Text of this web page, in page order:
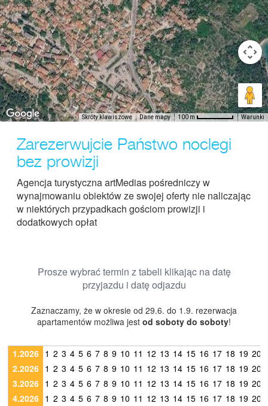
Skróty klawiszowe Dane mapy 100 m Warunki
Zarezerwujcie Państwo noclegi
bez prowizji
Agencja turystyczna artMedias pośredniczy w
wynajmowaniu obiektów ze swojej oferty nie naliczając
w niektórych przypadkach gościom prowizji i
dodatkowych opłat
Prosze wybrać termin z tabeli klikając na datę
przyjazdu i datę odjazdu
Zaznaczamy, że w okresie od 29.6. do 1.9. rezerwacja
apartamentów możliwa jest od soboty do soboty!
1.2026 1 2 3 4 5 6 7 8 9 10 11 12 13 14 15 16 17 18 19 20
2.2026 1 2 3 4 5 6 7 8 9 10 11 12 13 14 15 16 17 18 19 20
3.2026 1 2 3 4 5 6 7 8 9 10 11 12 13 14 15 16 17 18 19 20
4.2026 1 2 3 4 5 6 7 8 9 10 11 12 13 14 15 16 17 18 19 20